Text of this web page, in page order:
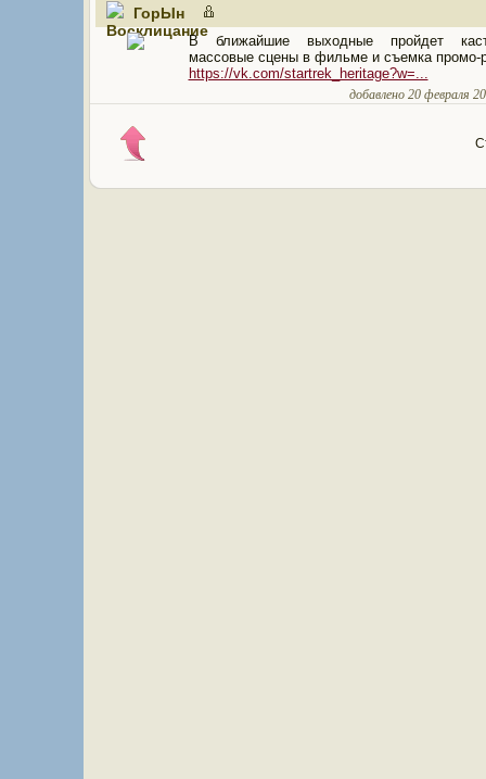
ГорЫн
В ближайшие выходные пройдет
массовые сцены в фильме и съемка промо-
https://vk.com/startrek_heritage?w=...
добавлено 20 февраля